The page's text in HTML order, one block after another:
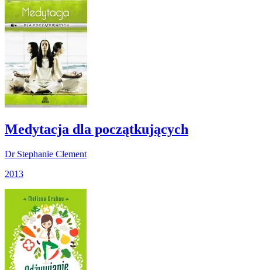
Medytacja dla początkujących
Dr Stephanie Clement
2013